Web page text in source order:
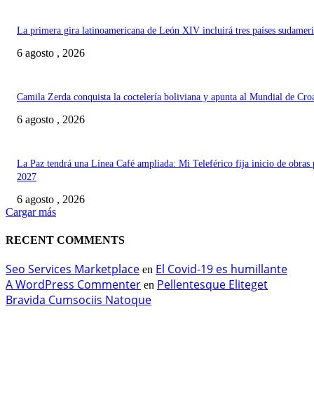
La primera gira latinoamericana de León XIV incluirá tres países
6 agosto , 2026
Camila Zerda conquista la coctelería boliviana y apunta al Mundial de
6 agosto , 2026
La Paz tendrá una Línea Café ampliada: Mi Teleférico fija inicio de obras
2027
6 agosto , 2026
Cargar más
RECENT COMMENTS
Seo Services Marketplace en El Covid-19 es humillante
A WordPress Commenter en Pellentesque Eliteget
Bravida Cumsociis Natoque